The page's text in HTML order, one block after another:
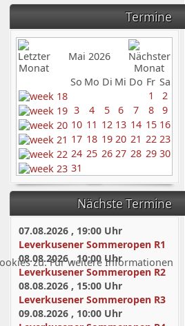
Termine
Mai 2026
So Mo Di Mi Do Fr Sa
1
2
3
4 5 6 7 8
9
10 11 12 13 14 15 16
17 18 19 20 21 22 23
24 25 26 27 28 29 30
31
Nächste Termine
07.08.2026, 19:00Uhr
Leverkusener Sommeropen R1
08.08.2026,10:00Uhr
Leverkusener Sommeropen R2
08.08.2026, 15:00Uhr
Leverkusener Sommeropen R3
09.08.2026, 10:00Uhr
zu. Für weitere Informationen